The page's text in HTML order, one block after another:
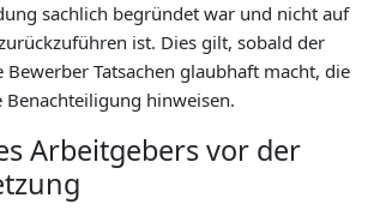
sachlich begründet war und nicht auf
ist. Dies gilt, sobald der
Tatsachen glaubhaft macht, die
hinweisen.
Arbeitgebers vor der